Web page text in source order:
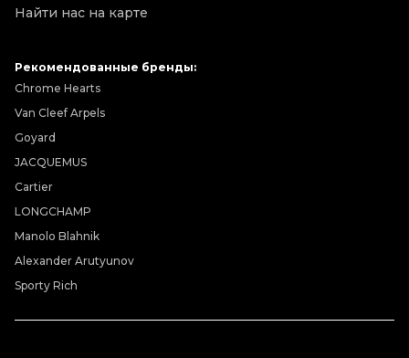
Найти нас на карте
Рекомендованные бренды:
Chrome Hearts
Van Cleef Arpels
Goyard
JACQUEMUS
Cartier
LONGCHAMP
Manolo Blahnik
Alexander Arutyunov
Sporty Rich